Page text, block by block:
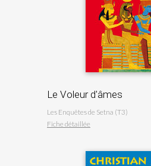
Le Voleur d'âmes
Les Enquêtes de Setna (T3)
Fiche détaillée